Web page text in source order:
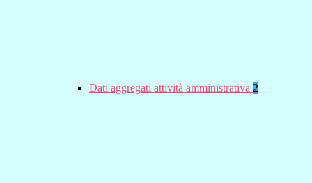
Dati aggregati attività amministrativa 2